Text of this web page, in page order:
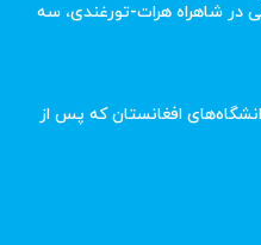
در شاهراه هرات-تورغندی، سه
افغانستان که پس از